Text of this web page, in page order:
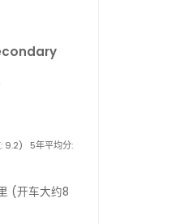
9.2)
5年平均分:
(开车大约8